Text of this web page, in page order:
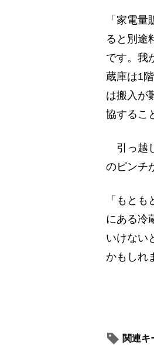
「家電
ると別途
です。我
蔵庫は1
は搬入が
協するこ
引っ越
のピンチ
「もと
にある冷
いけない
かもしれ
関連キ